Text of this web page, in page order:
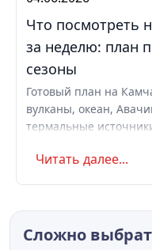
Что посмотреть
за неделю: план
сезоны
Готовый план на
вулканы, океан,
термальные
самостоятельно или с
Читать далее...
Сложно